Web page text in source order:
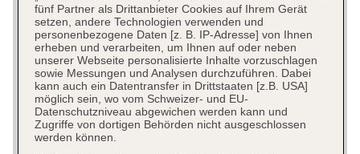
fünf Partner als Drittanbieter Cookies auf Ihrem Gerät
setzen, andere Technologien verwenden und
personenbezogene Daten [z. B. IP-Adresse] von Ihnen
erheben und verarbeiten, um Ihnen auf oder neben
unserer Webseite personalisierte Inhalte vorzuschlagen
sowie Messungen und Analysen durchzuführen. Dabei
kann auch ein Datentransfer in Drittstaaten [z.B. USA]
möglich sein, wo vom Schweizer- und EU-
Datenschutzniveau abgewichen werden kann und
Zugriffe von dortigen Behörden nicht ausgeschlossen
werden können.